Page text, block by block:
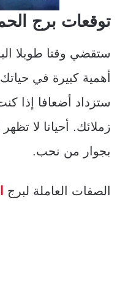
توقعات برج
ستقضي وقتا طويلا
أهمية كبيرة في
ستزداد أضعافا إذا
زملائك. أحيانا لا
بجوار من نحب.
الصفات العاملة لبرج